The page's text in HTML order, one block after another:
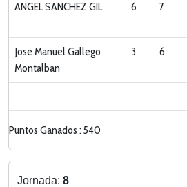
ANGEL SANCHEZ GIL 6 7
Jose Manuel Gallego
Montalban
3 6
Puntos Ganados : 540
Jornada: 8